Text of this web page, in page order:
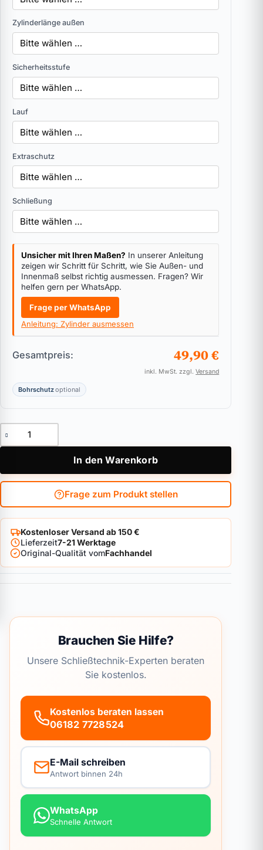
Zylinderlänge außen
Sicherheitsstufe
Lauf
Extraschutz
Schließung
Unsicher mit Ihren Maßen? In unserer Anleitung
zeigen wir Schritt für Schritt, wie Sie Außen- und
Innenmaß selbst richtig ausmessen. Fragen? Wir
helfen gern per WhatsApp.
Frage per WhatsApp
Anleitung: Zylinder ausmessen
Gesamtpreis: 49,90 €
inkl. MwSt. zzgl.Versand
Bohrschutzoptional
Halbzylinder ASSA ABLOY Zeiss IKON SK6 46 Menge
In den Warenkorb
Frage zum Produkt stellen
Kostenloser Versand ab 150 €
Lieferzeit7-21 Werktage
Original-Qualität vomFachhandel
Brauchen Sie Hilfe?
Unsere Schließtechnik-Experten beraten
Sie kostenlos.
Kostenlos beraten lassen
06182 7728524
E-Mail schreiben
Antwort binnen 24h
WhatsApp
Schnelle Antwort